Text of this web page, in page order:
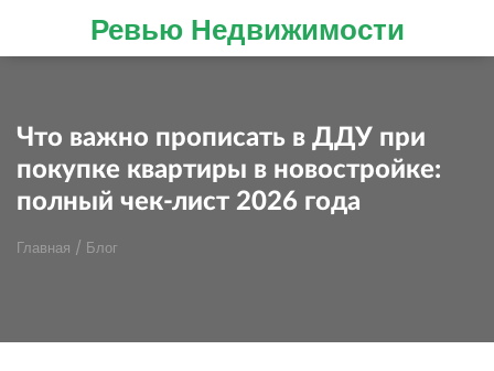
Ревью Недвижимости
Что важно прописать в ДДУ при
покупке квартиры в новостройке:
полный чек-лист 2026 года
Главная / Блог